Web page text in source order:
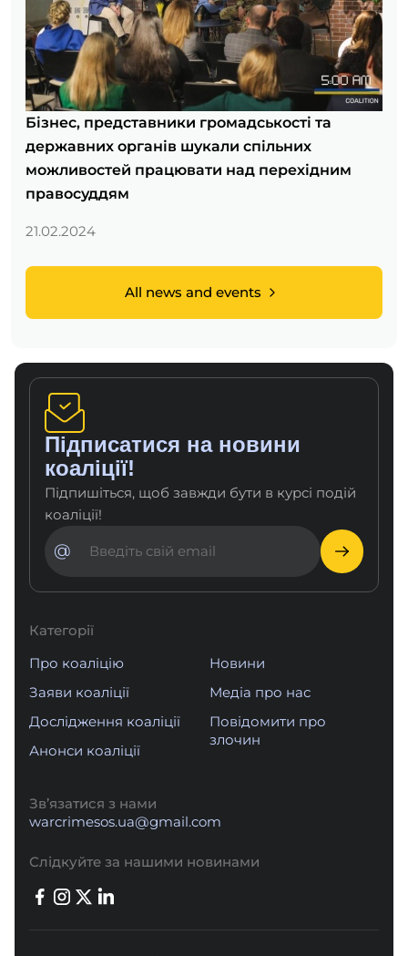
All news and events
Бізнес, представники громадськості та
державних органів шукали спільних
можливостей працювати над перехідним
правосуддям
21.02.2024
Підписатися на новини
коаліції!
Підпишіться, щоб завжди бути в курсі подій
коаліції!
@
Категорії
Про коаліцію
Заяви коаліції
Дослідження коаліції
Анонси коаліції
Новини
Медіа про нас
Повідомити про
злочин
Зв’язатися з нами
warcrimesos.ua@gmail.com
Слідкуйте за нашими новинами